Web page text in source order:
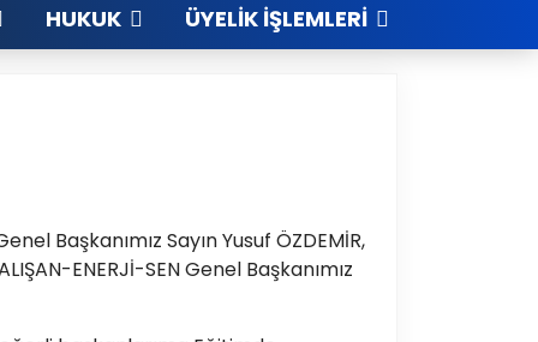
HUKUK
ÜYELIK İŞLEMLERI
Başkanımız Sayın Yusuf ÖZDEMİR,
ENERJİ-SEN Genel Başkanımız